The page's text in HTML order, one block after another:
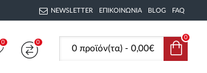
NEWSLETTER ΕΠΙΚΟΙΝΩΝΊΑ BLOG FAQ
0 0
0 προϊόν(τα) - 0,00€
0